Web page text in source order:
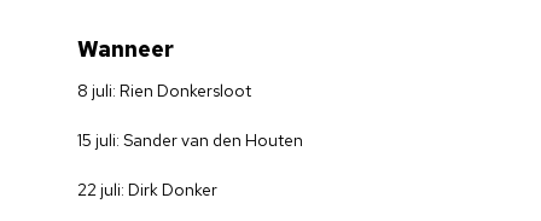
Wanneer
8 juli: Rien Donkersloot
15 juli: Sander van den Houten
22 juli: Dirk Donker